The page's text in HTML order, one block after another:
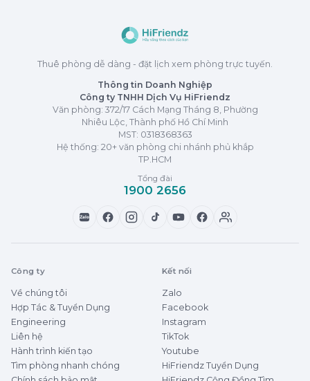
Thuê phòng dễ dàng - đặt lịch xem phòng trực tuyến.
Thông tin Doanh Nghiệp
Công ty TNHH Dịch Vụ HiFriendz
Văn phòng: 372/17 Cách Mạng Tháng 8, Phường
Nhiêu Lộc, Thành phố Hồ Chí Minh
MST: 0318368363
Hệ thống: 20+ văn phòng chi nhánh phủ khắp
TP.HCM
Tổng đài
1900 2656
Zalo
Công ty
Về chúng tôi
Hợp Tác & Tuyển Dụng
Engineering
Liên hệ
Hành trình kiến tạo
Tìm phòng nhanh chóng
Kết nối
Zalo
Facebook
Instagram
TikTok
Youtube
HiFriendz Tuyển Dụng